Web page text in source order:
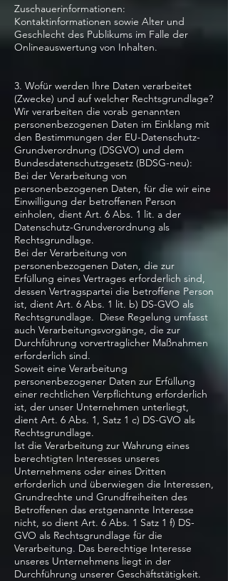
Zuschauerinformationen:
Kontaktinformationen sowie Alter und
Geschlecht des Publikums im Falle der
Onlineauswertung von Inhalten.
3. Wofür werden Ihre Daten verarbeitet
(Zwecke) und auf welcher Rechtsgrundlage?
Wir verarbeiten die vorab genannten
personenbezogenen Daten im Einklang mit
den Bestimmungen der EU-Datenschutz-
Grundverordnung (DSGVO) und dem
Bundesdatenschutzgesetz (BDSG-neu):
Bei der Verarbeitung von
personenbezogenen Daten, für die wir eine
Einwilligung der betroffenen Person
einholen, dient Art. 6 Abs. 1 lit. a der
Datenschutz-Grundverordnung als
Rechtsgrundlage.
Bei der Verarbeitung von
personenbezogenen Daten, die zur
Erfüllung eines Vertrages erforderlich sind,
dessen Vertragspartei die betroffene Person
ist, dient Art. 6 Abs. 1 lit. b) DS-GVO als
Rechtsgrundlage. Diese Regelung umfasst
auch Verarbeitungsvorgänge, die zur
Durchführung vorvertraglicher Maßnahmen
erforderlich sind.
Soweit eine Verarbeitung
personenbezogener Daten zur Erfüllung
einer rechtlichen Verpflichtung erforderlich
ist, der unser Unternehmen unterliegt,
dient Art. 6 Abs. 1, Satz 1 c) DS-GVO als
Rechtsgrundlage.
Ist die Verarbeitung zur Wahrung eines
berechtigten Interesses unseres
Unternehmens oder eines Dritten
erforderlich und überwiegen die Interessen,
Grundrechte und Grundfreiheiten des
Betroffenen das erstgenannte Interesse
nicht, so dient Art. 6 Abs. 1 Satz 1 f) DS-
GVO als Rechtsgrundlage für die
Verarbeitung. Das berechtige Interesse
unseres Unternehmens liegt in der
Durchführung unserer Geschäftstätigkeit.